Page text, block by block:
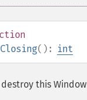
(): int
this Window